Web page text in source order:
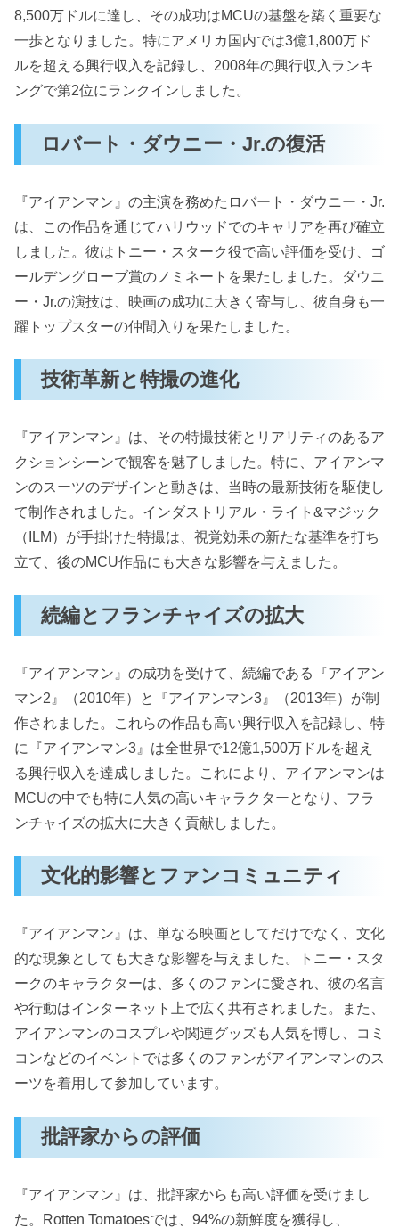
8,500万ドルに達し、その成功はMCUの基盤を築く重要な
一歩となりました。特にアメリカ国内では3億1,800万ド
ルを超える興行収入を記録し、2008年の興行収入ランキ
ングで第2位にランクインしました。
ロバート・ダウニー・Jr.の復活
『アイアンマン』の主演を務めたロバート・ダウニー・Jr.
は、この作品を通じてハリウッドでのキャリアを再び確立
しました。彼はトニー・スターク役で高い評価を受け、ゴ
ールデングローブ賞のノミネートを果たしました。ダウニ
ー・Jr.の演技は、映画の成功に大きく寄与し、彼自身も一
躍トップスターの仲間入りを果たしました。
技術革新と特撮の進化
『アイアンマン』は、その特撮技術とリアリティのあるア
クションシーンで観客を魅了しました。特に、アイアンマ
ンのスーツのデザインと動きは、当時の最新技術を駆使し
て制作されました。インダストリアル・ライト&マジック
（ILM）が手掛けた特撮は、視覚効果の新たな基準を打ち
立て、後のMCU作品にも大きな影響を与えました。
続編とフランチャイズの拡大
『アイアンマン』の成功を受けて、続編である『アイアン
マン2』（2010年）と『アイアンマン3』（2013年）が制
作されました。これらの作品も高い興行収入を記録し、特
に『アイアンマン3』は全世界で12億1,500万ドルを超え
る興行収入を達成しました。これにより、アイアンマンは
MCUの中でも特に人気の高いキャラクターとなり、フラ
ンチャイズの拡大に大きく貢献しました。
文化的影響とファンコミュニティ
『アイアンマン』は、単なる映画としてだけでなく、文化
的な現象としても大きな影響を与えました。トニー・スタ
ークのキャラクターは、多くのファンに愛され、彼の名言
や行動はインターネット上で広く共有されました。また、
アイアンマンのコスプレや関連グッズも人気を博し、コミ
コンなどのイベントでは多くのファンがアイアンマンのス
ーツを着用して参加しています。
批評家からの評価
『アイアンマン』は、批評家からも高い評価を受けまし
た。Rotten Tomatoesでは、94%の新鮮度を獲得し、